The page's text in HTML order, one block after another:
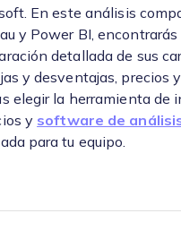
En este análisis
y Power BI, encontrarás
detallada de sus
y desventajas, precios
elegir la herramienta de
y software de
para tu equipo.